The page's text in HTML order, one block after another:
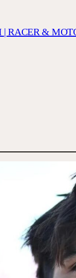
RACER &